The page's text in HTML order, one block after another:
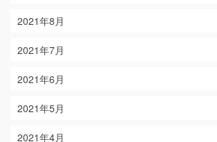
2021年8月
2021年7月
2021年6月
2021年5月
2021年4月